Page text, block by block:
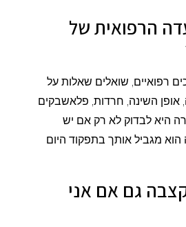
הרפואית של
רפואיים, שואלים שאלות על
אופן השינה, חרדות, פלאשבקים
היא לבדוק לא רק אם יש
הוא מגביל אותך בתפקוד היום
גם אם אני